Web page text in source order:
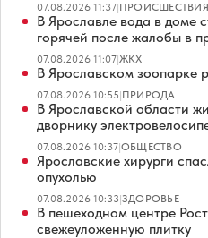
07.08.2026 11:37|ПРОИСШЕСТВИЯ
В Ярославле вода в доме
горячей после жалобы в
07.08.2026 11:07|ЖКХ
В Ярославском зоопарке
07.08.2026 10:55|ПРИРОДА
В Ярославской области
дворнику
07.08.2026 10:37|ОБЩЕСТВО
Ярославские хирурги
опухолью
07.08.2026 10:33|ЗДОРОВЬЕ
В пешеходном центре
свежеуложенную плитку